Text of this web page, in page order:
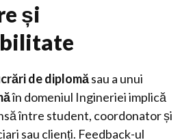
și
de diplomăsau a unui
în domeniul Ingineriei implică
între student, coordonator și
sau clienți. Feedback-ul